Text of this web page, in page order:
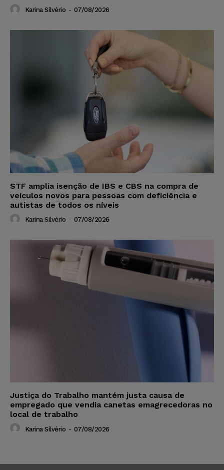
Karina Silvério - 07/08/2026
STF amplia isenção de IBS e CBS na compra de
veículos novos para pessoas com deficiência e
autistas de todos os níveis
Karina Silvério - 07/08/2026
Justiça do Trabalho mantém justa causa de
empregado que vendia canetas emagrecedoras no
local de trabalho
Karina Silvério - 07/08/2026